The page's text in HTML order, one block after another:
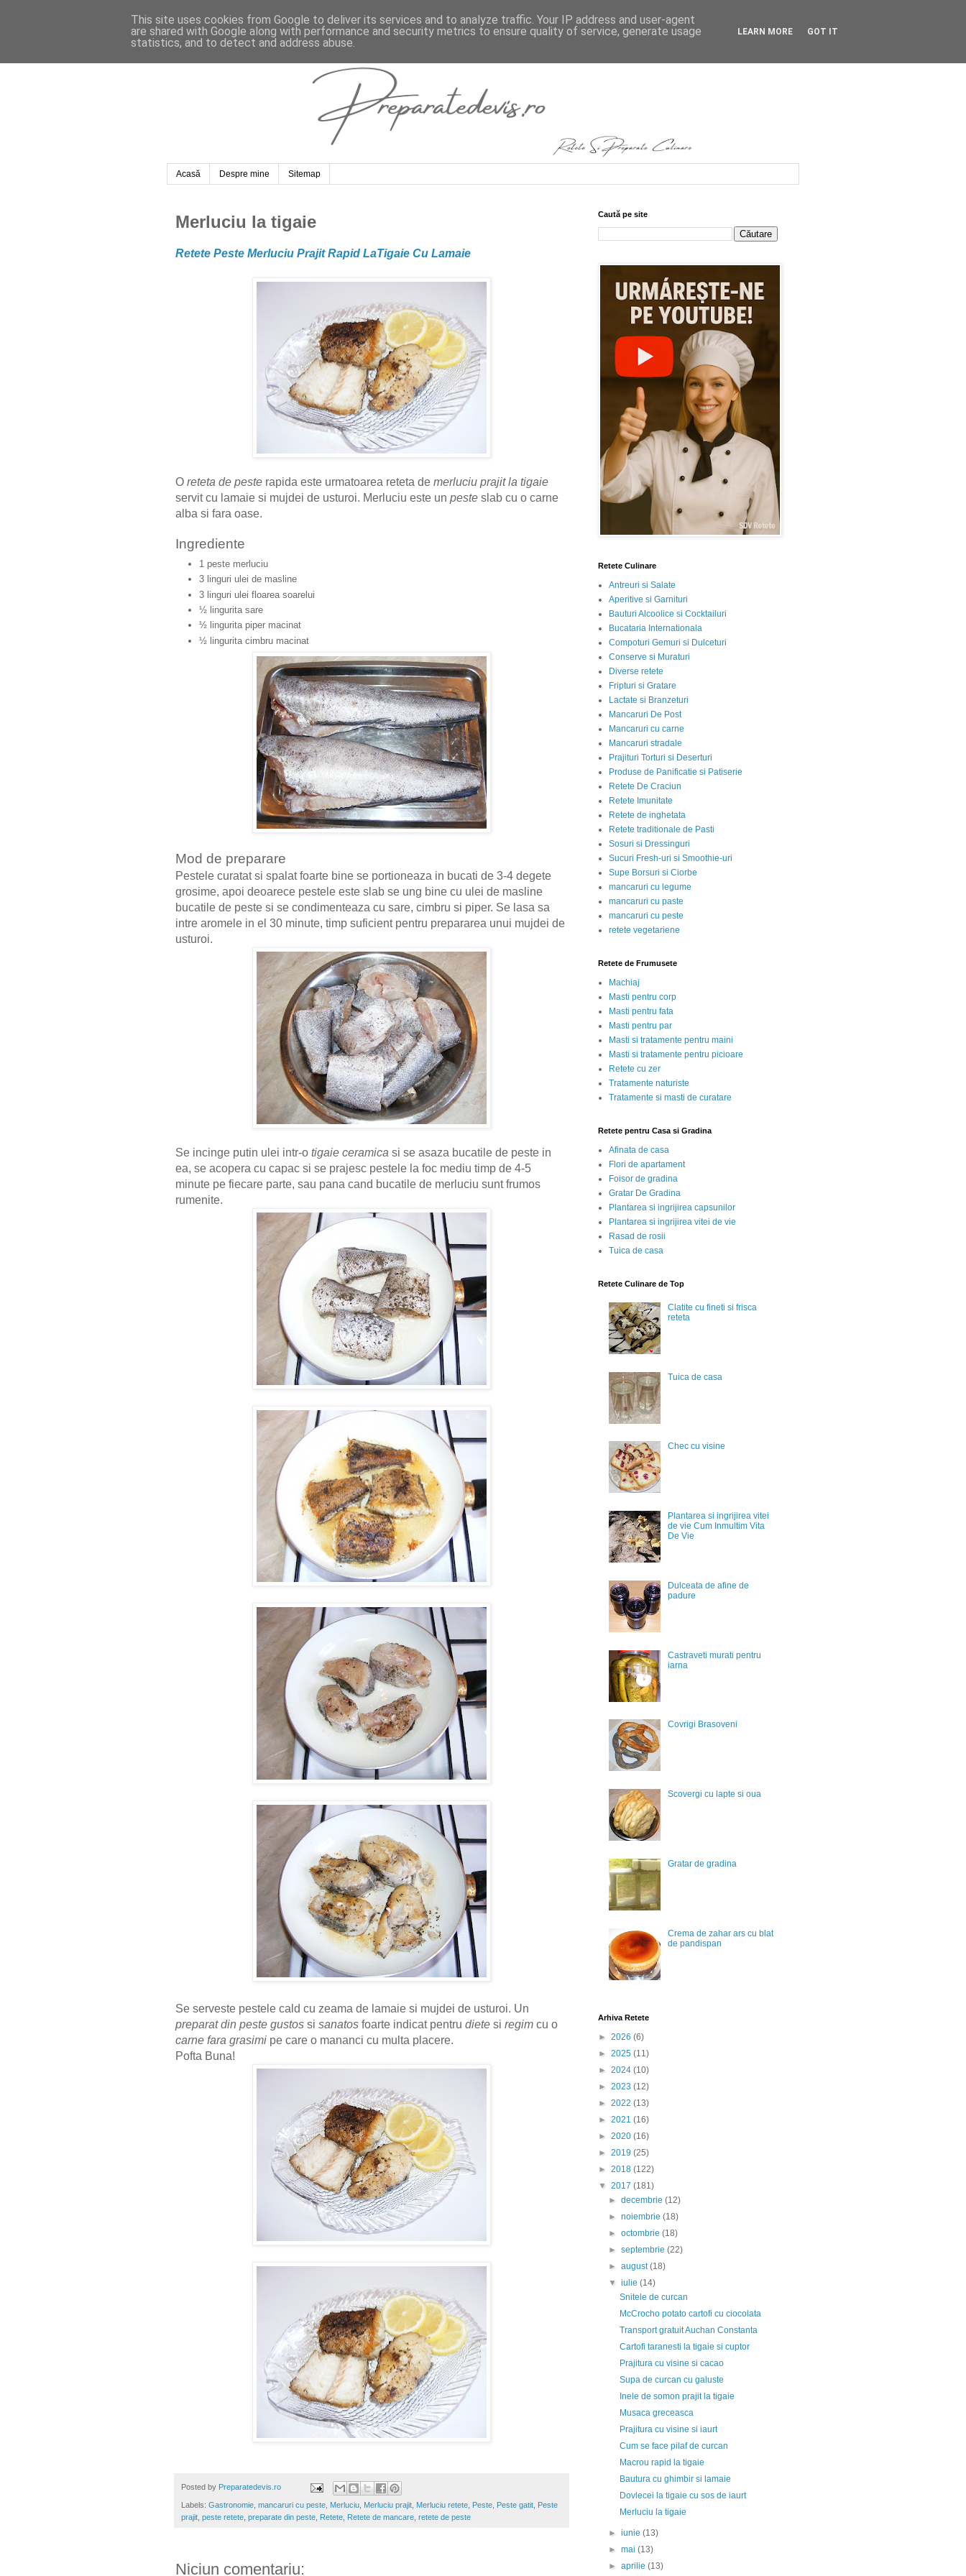
Acasă Despre mine Sitemap
Merluciu la tigaie
Retete Peste Merluciu Prajit Rapid LaTigaie Cu Lamaie
O reteta de peste rapida este urmatoarea reteta de merluciu prajit la tigaie
servit cu lamaie si mujdei de usturoi. Merluciu este un peste slab cu o carne
alba si fara oase.
Ingrediente
1 peste merluciu
3 linguri ulei de masline
3 linguri ulei floarea soarelui
½ lingurita sare
½ lingurita piper macinat
½ lingurita cimbru macinat
Mod de preparare
Pestele curatat si spalat foarte bine se portioneaza in bucati de 3-4 degete
grosime, apoi deoarece pestele este slab se ung bine cu ulei de masline
bucatile de peste si se condimenteaza cu sare, cimbru si piper. Se lasa sa
intre aromele in el 30 minute, timp suficient pentru prepararea unui mujdei de
usturoi.
Se incinge putin ulei intr-o tigaie ceramica si se asaza bucatile de peste in
ea, se acopera cu capac si se prajesc pestele la foc mediu timp de 4-5
minute pe fiecare parte, sau pana cand bucatile de merluciu sunt frumos
rumenite.
Se serveste pestele cald cu zeama de lamaie si mujdei de usturoi. Un
preparat din peste gustos si sanatos foarte indicat pentru diete si regim cu o
carne fara grasimi pe care o mananci cu multa placere.
Pofta Buna!
Posted by Preparatedevis.ro
Labels: Gastronomie mancaruri cu peste Merluciu Merluciu prajit Merluciu retete Peste Peste gatit Peste
prajit peste retete preparate din peste Retete Retete de mancare retete de peste
Niciun comentariu:
Caută pe site
Retete Culinare
Antreuri si Salate
Aperitive si Garnituri
Bauturi Alcoolice si Cocktailuri
Bucataria Internationala
Compoturi Gemuri si Dulceturi
Conserve si Muraturi
Diverse retete
Fripturi si Gratare
Lactate si Branzeturi
Mancaruri De Post
Mancaruri cu carne
Mancaruri stradale
Prajituri Torturi si Deserturi
Produse de Panificatie si Patiserie
Retete De Craciun
Retete Imunitate
Retete de inghetata
Retete traditionale de Pasti
Sosuri si Dressinguri
Sucuri Fresh-uri si Smoothie-uri
Supe Borsuri si Ciorbe
mancaruri cu legume
mancaruri cu paste
mancaruri cu peste
retete vegetariene
Retete de Frumusete
Machiaj
Masti pentru corp
Masti pentru fata
Masti pentru par
Masti si tratamente pentru maini
Masti si tratamente pentru picioare
Retete cu zer
Tratamente naturiste
Tratamente si masti de curatare
Retete pentru Casa si Gradina
Afinata de casa
Flori de apartament
Foisor de gradina
Gratar De Gradina
Plantarea si ingrijirea capsunilor
Plantarea si ingrijirea vitei de vie
Rasad de rosii
Tuica de casa
Retete Culinare de Top
Clatite cu fineti si frisca
reteta
Tuica de casa
Chec cu visine
Plantarea si ingrijirea vitei
de vie Cum Inmultim Vita
De Vie
Dulceata de afine de
padure
Castraveti murati pentru
iarna
Covrigi Brasoveni
Scovergi cu lapte si oua
Gratar de gradina
Crema de zahar ars cu blat
de pandispan
Arhiva Retete
► 2026 (6)
► 2025 (11)
► 2024 (10)
► 2023 (12)
► 2022 (13)
► 2021 (16)
► 2020 (16)
► 2019 (25)
► 2018 (122)
▼ 2017 (181)
►decembrie(12)
►noiembrie(18)
►octombrie(18)
►septembrie(22)
►august(18)
▼iulie(14)
Snitele de curcan
McCrocho potato cartofi cu ciocolata
Transport gratuit Auchan Constanta
Cartofi taranesti la tigaie si cuptor
Prajitura cu visine si cacao
Supa de curcan cu galuste
Inele de somon prajit la tigaie
Musaca greceasca
Prajitura cu visine si iaurt
Cum se face pilaf de curcan
Macrou rapid la tigaie
Bautura cu ghimbir si lamaie
Dovlecei la tigaie cu sos de iaurt
Merluciu la tigaie
►iunie(13)
►mai(13)
►aprilie(13)
This site uses cookies from Google to deliver its services and to analyze traffic. Your IP address and user-agent
are shared with Google along with performance and security metrics to ensure quality of service, generate usage
statistics, and to detect and address abuse.
LEARN MORE GOT IT